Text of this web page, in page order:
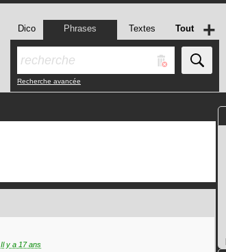
Dico Phrases Textes Tout
Recherche avancée
+
Il y a 17 ans